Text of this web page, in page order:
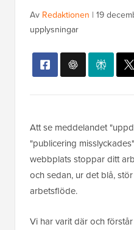
Av Redaktionen | 19
upplysningar
Att se meddelandet
"publicering
webbplats stoppar ditt
och sedan, ur det blå,
arbetsflöde.
Vi har varit där och